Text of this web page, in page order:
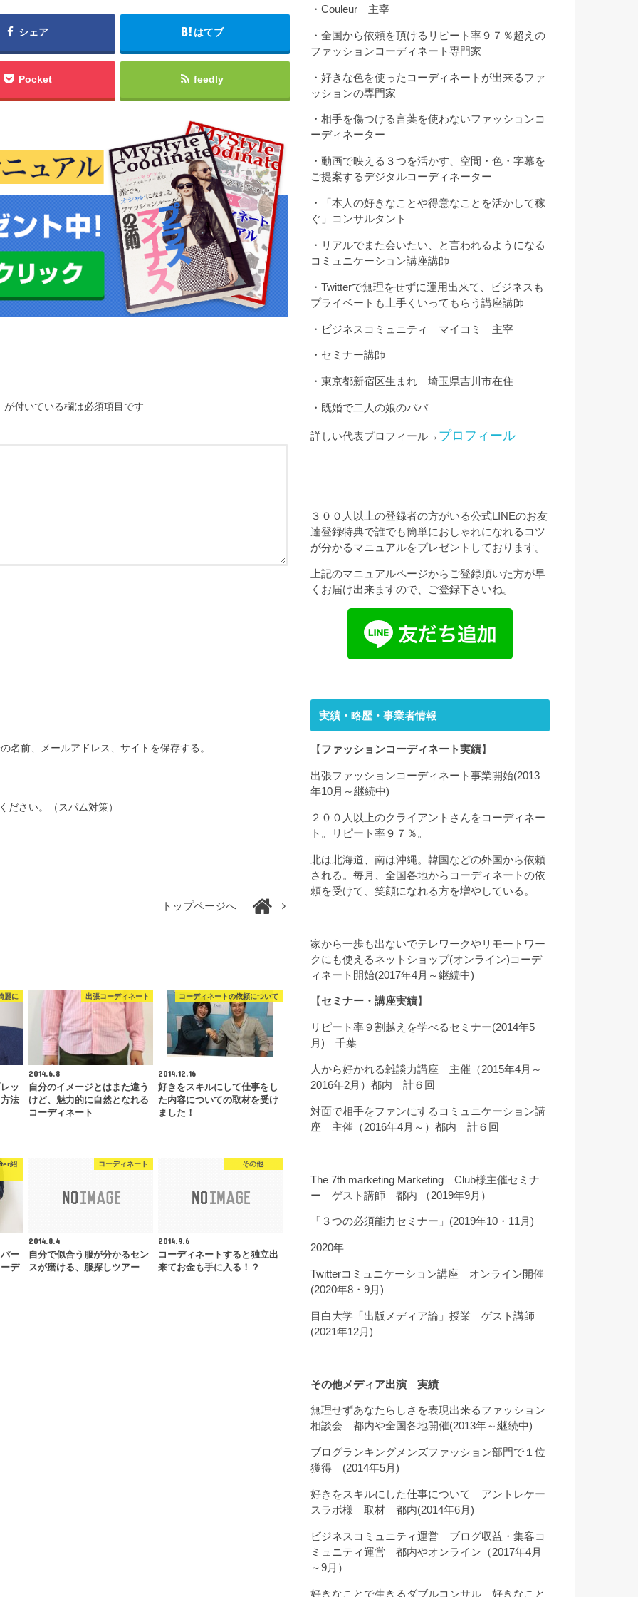
シェア はてブ
Pocket feedly
が付いている欄は必須項目です
名前、メールアドレス、サイトを保存する。
ださい。（スパム対策）
トップページへ
麗に
ッ
法
出張コーディネート
2014.6.8
自分のイメージとはまた違う
けど、魅力的に自然となれる
コーディネート
コーディネートの依頼について
2014.12.16
好きをスキルにして仕事をし
た内容についての取材を受け
ました！
紹
ー
デ
コーディネート
2014.8.4
自分で似合う服が分かるセン
スが磨ける、服探しツアー
その他
2014.9.6
コーディネートすると独立出
来てお金も手に入る！？
・Couleur 主宰
・全国から依頼を頂けるリピート率９７％超えの
ファッションコーディネート専門家
・好きな色を使ったコーディネートが出来るファ
ッションの専門家
・相手を傷つける言葉を使わないファッションコ
ーディネーター
・動画で映える３つを活かす、空間・色・字幕を
ご提案するデジタルコーディネーター
・「本人の好きなことや得意なことを活かして稼
ぐ」コンサルタント
・リアルでまた会いたい、と言われるようになる
コミュニケーション講座講師
・Twitterで無理をせずに運用出来て、ビジネスも
プライベートも上手くいってもらう講座講師
・ビジネスコミュニティ マイコミ 主宰
・セミナー講師
・東京都新宿区生まれ 埼玉県吉川市在住
・既婚で二人の娘のパパ
詳しい代表プロフィール→ プロフィール
３００人以上の登録者の方がいる公式LINEのお友
達登録特典で誰でも簡単におしゃれになれるコツ
が分かるマニュアルをプレゼントしております。
上記のマニュアルページからご登録頂いた方が早
くお届け出来ますので、ご登録下さいね。
実績・略歴・事業者情報
【 ファッションコーディネート実績】
出張ファッションコーディネート事業開始(2013
年10月～継続中)
２００人以上のクライアントさんをコーディネー
ト。リピート率９７％。
北は北海道、南は沖縄。韓国などの外国から依頼
される。毎月、全国各地からコーディネートの依
頼を受けて、笑顔になれる方を増やしている。
家から一歩も出ないでテレワークやリモートワー
クにも使えるネットショップ(オンライン)コーデ
ィネート開始(2017年4月～継続中)
【 セミナー・講座実績】
リピート率９割越えを学べるセミナー(2014年5
月) 千葉
人から好かれる雑談力講座 主催（2015年4月～
2016年2月）都内 計６回
対面で相手をファンにするコミュニケーション講
座 主催（2016年4月～）都内 計６回
The 7th marketing Marketing Club様主催セミナ
ー ゲスト講師 都内 （2019年9月）
「３つの必須能力セミナー」(2019年10・11月)
2020年
Twitterコミュニケーション講座 オンライン開催
(2020年8・9月)
目白大学「出版メディア論」授業 ゲスト講師
(2021年12月)
その他メディア出演 実績
無理せずあなたらしさを表現出来るファッション
相談会 都内や全国各地開催(2013年～継続中)
ブログランキングメンズファッション部門で１位
獲得 (2014年5月)
好きをスキルにした仕事について アントレケー
スラボ様 取材 都内(2014年6月)
ビジネスコミュニティ運営 ブログ収益・集客コ
ミュニティ運営 都内やオンライン（2017年4月
～9月）
好きなことで生きるダブルコンサル 好きなこと